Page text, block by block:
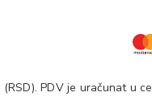
PDV je uračunat u